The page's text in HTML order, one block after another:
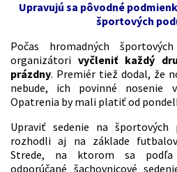
Upravujú sa pôvodné
športových
Počas hromadných
organizátorivyčleniť každý
prázdny. Premiér tiež dodal, že
nebude, ich povinné
Opatrenia by mali platiť od
Upraviť sedenie na športových
rozhodli aj na základe
Strede, na ktorom sa podľa
odporúčané šachovnicové